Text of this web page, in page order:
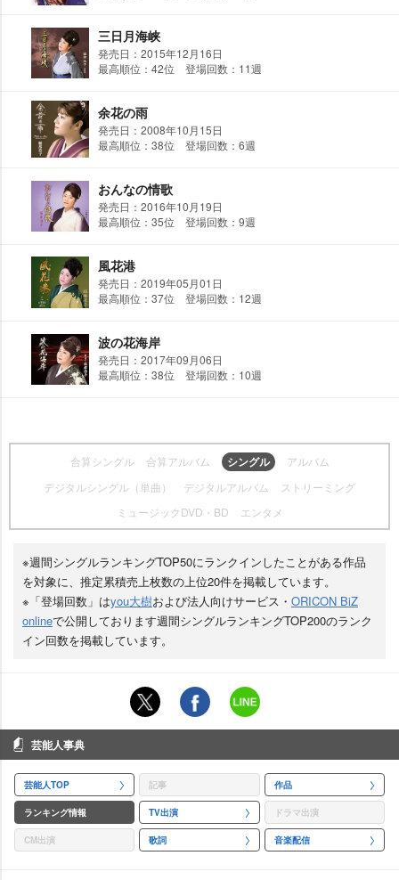
三日月海峡
発売日：2015年12月16日
最高順位：42位 登場回数：11週
余花の雨
発売日：2008年10月15日
最高順位：38位 登場回数：6週
おんなの情歌
発売日：2016年10月19日
最高順位：35位 登場回数：9週
風花港
発売日：2019年05月01日
最高順位：37位 登場回数：12週
波の花海岸
発売日：2017年09月06日
最高順位：38位 登場回数：10週
合算シングル 合算アルバム シングル
アルバム
デジタルシングル（単曲）
デジタルアルバム
ストリーミング
ミュージックDVD・BD
エンタメ
※週間シングルランキングTOP50にランクインしたことがある作品
を対象に、推定累積売上枚数の上位20件を掲載しています。
※「登場回数」はyou大樹および法人向けサービス・ ORICON BiZ
onlineで公開しております週間シングルランキングTOP200のランク
イン回数を掲載しています。
芸能人事典
芸能人TOP 記事 作品
ランキング情報 TV出演 ドラマ出演
CM出演 歌詞 音楽配信